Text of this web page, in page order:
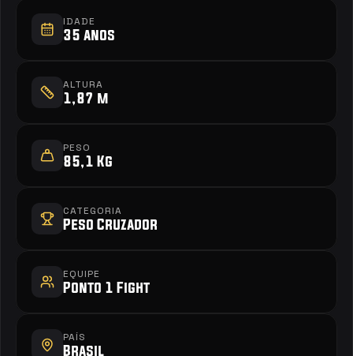
IDADE
35 anos
ALTURA
1,87 m
PESO
85,1 Kg
CATEGORIA
Peso Cruzador
EQUIPE
Ponto 1 Fight
PAÍS
Brasil